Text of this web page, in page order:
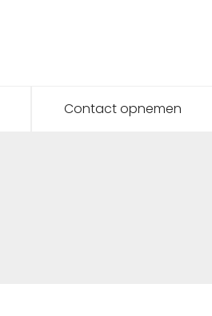
Contact opnemen